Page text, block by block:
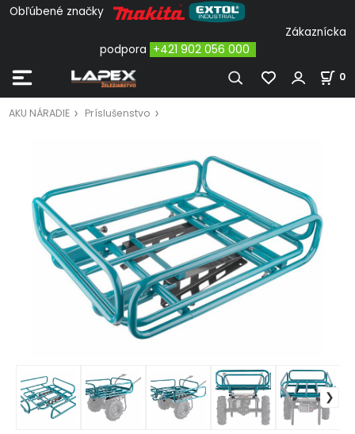
Obľúbené značky
Zákaznícka
podpora +421 902 056 000
0
AKU NÁRADIE Príslušenstvo